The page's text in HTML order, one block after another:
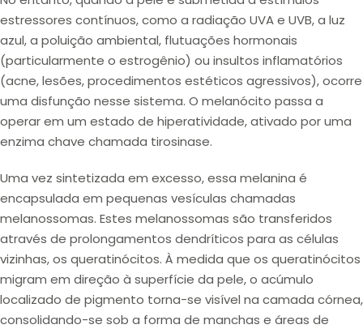
estressores contínuos, como a radiação UVA e UVB, a luz
azul, a poluição ambiental, flutuações hormonais
(particularmente o estrogênio) ou insultos inflamatórios
(acne, lesões, procedimentos estéticos agressivos), ocorre
uma disfunção nesse sistema. O melanócito passa a
operar em um estado de hiperatividade, ativado por uma
enzima chave chamada tirosinase.
Uma vez sintetizada em excesso, essa melanina é
encapsulada em pequenas vesículas chamadas
melanossomas. Estes melanossomas são transferidos
através de prolongamentos dendríticos para as células
vizinhas, os queratinócitos. À medida que os queratinócitos
migram em direção à superfície da pele, o acúmulo
localizado de pigmento torna-se visível na camada córnea,
consolidando-se sob a forma de manchas e áreas de